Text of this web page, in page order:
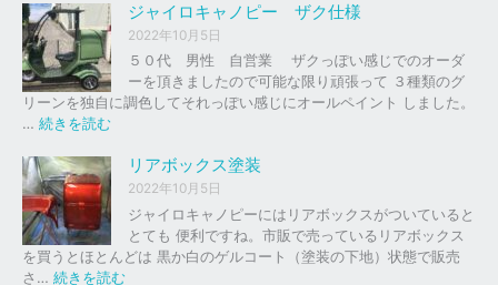
イ
ク
車
下
、
買
取
を
は
ャ
イ
ロ
ッ
ド
ッ
ド
ジャイロキャノピー ザク仕様
2022年10月5日
５０代 男性 自営業 ザクっぽい感じでのオーダ
ーを頂きましたので可能な限り頑張って ３種類のグ
リーンを独自に調色してそれっぽい感じにオールペイント しました。
… 続きを読む
イ
ロ
キ
ャ
ノ
リアボックス塗装
2022年10月5日
ジャイロキャノピーにはリアボックスがついていると
とても 便利ですね。市販で売っているリアボックス
を買うとほとんどは 黒か白のゲルコート（塗装の下地）状態で販売
さ… 続きを読む